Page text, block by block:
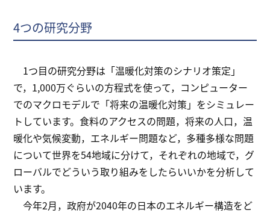
4つの研究分野
1つ目の研究分野は「温暖化対策のシナリオ策定」
で，1,000万ぐらいの方程式を使って，コンピューター
でのマクロモデルで「将来の温暖化対策」をシミュレー
トしています。食料のアクセスの問題，将来の人口，温
暖化や気候変動，エネルギー問題など，多種多様な問題
について世界を54地域に分けて，それぞれの地域で，グ
ローバルでどういう取り組みをしたらいいかを分析して
います。
今年2月，政府が2040年の日本のエネルギー構造をど